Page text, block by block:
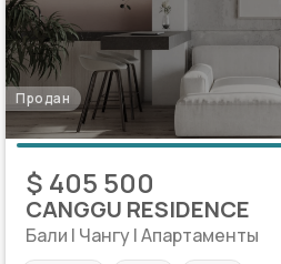
Продан
$ 405 500
CANGGU RESIDENCE
Бали | Чангу | Апартаменты